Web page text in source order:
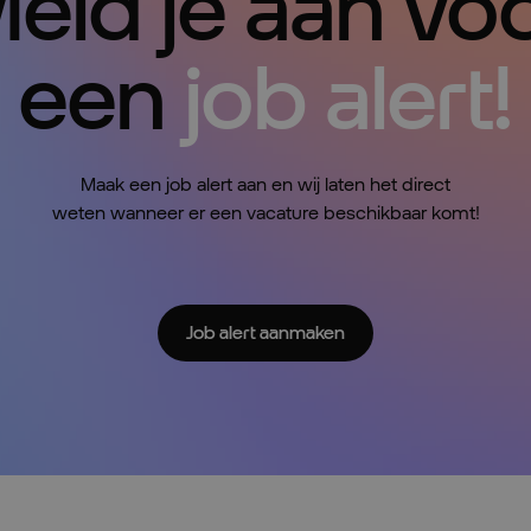
een job alert!
Maak een job alert aan en wij laten het direct
weten wanneer er een vacature beschikbaar komt!
Job alert aanmaken